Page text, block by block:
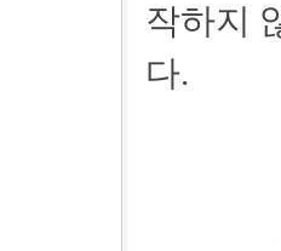
작하지
다.